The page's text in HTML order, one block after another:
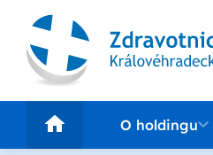
O holdingu